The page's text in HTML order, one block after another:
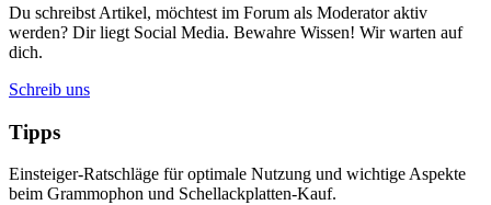
Du schreibst Artikel, möchtest im Forum als Moderator aktiv
werden? Dir liegt Social Media. Bewahre Wissen! Wir warten auf
dich.
Schreib uns
Tipps
Einsteiger-Ratschläge für optimale Nutzung und wichtige Aspekte
beim Grammophon und Schellackplatten-Kauf.